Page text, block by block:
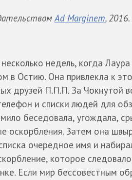
Ad Marginem,
недель, когда
в Остию. Она привлекла к
друзей П.П.П. За Чокнутой
и списки людей для
беседовала, угождала,
оскорбления. Затем она
очередное имя и
которое
Если мир бессовестным